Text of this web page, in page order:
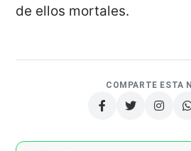
de ellos mortales.
COMPARTE ESTA